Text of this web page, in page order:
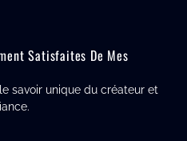
savoir unique du créateur et